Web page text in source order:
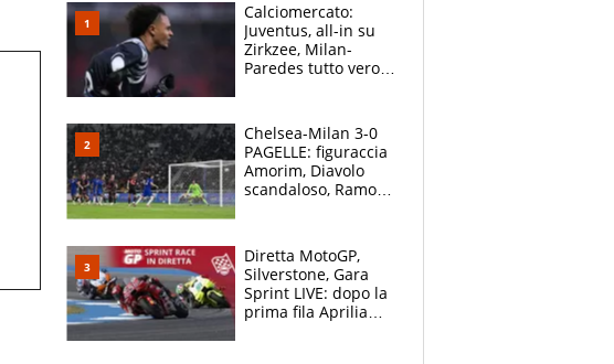
Calciomercato:
Juventus, all-in su
Zirkzee, Milan-
Paredes tutto vero,
Chelsea-Milan 3-0
PAGELLE: figuraccia
Amorim, Diavolo
scandaloso, Ramos
Diretta MotoGP,
Silverstone, Gara
Sprint LIVE: dopo la
prima fila Aprilia